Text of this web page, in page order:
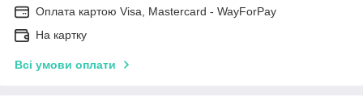
Оплата картою Visa, Mastercard - WayForPay
На картку
Всі умови оплати